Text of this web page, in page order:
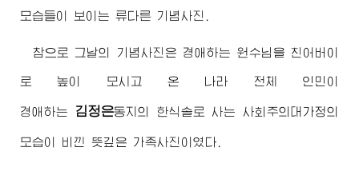
모습들이 보이는 류다른 기념사진.
참으로 그날의 기념사진은 경애하는 원수님 을 친어버이
로 높이 모시고 온 나라 전체 인민이
경애하는 김정은동지 의 한식솔로 사는 사회주의대가정의
모습이 비낀 뜻깊은 가족사진이였다.